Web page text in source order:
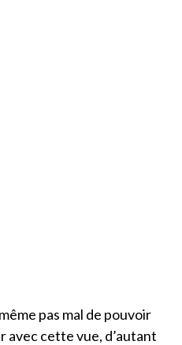
pas mal de pouvoir
avec cette vue, d’autant